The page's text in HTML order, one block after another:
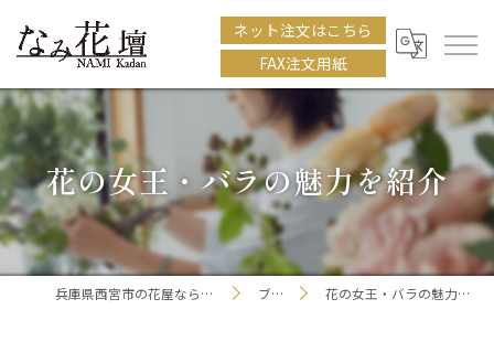
ネット注文はこちら
FAX注文用紙
花の女王・バラの魅力を紹介
兵庫県西宮市の花屋ならなみ花壇 ブログ 花の女王・バラの魅力を紹介